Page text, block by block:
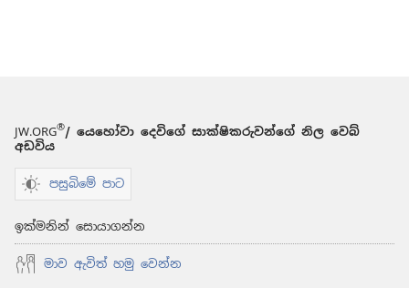
JW.ORG®/ යෙහෝවා දෙවිගේ සාක්ෂිකරුවන්ගේ නිල වෙබ්
අඩවිය
පසුබිමේ පාට
ඉක්මනින් සොයාගන්න
මාව ඇවිත් හමු වෙන්න